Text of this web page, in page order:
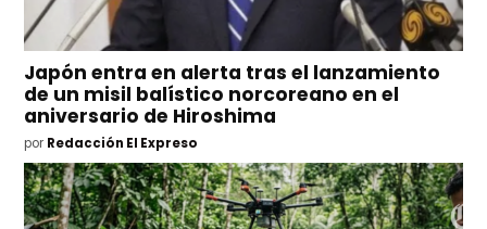
Japón entra en alerta tras el lanzamiento
de un misil balístico norcoreano en el
aniversario de Hiroshima
por Redacción El Expreso